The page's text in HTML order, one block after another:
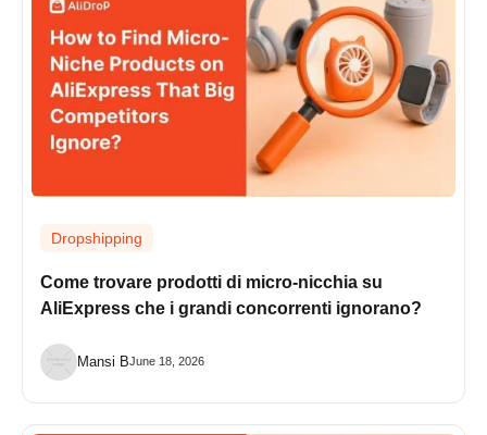
Dropshipping
Come trovare prodotti di micro-nicchia su
AliExpress che i grandi concorrenti ignorano?
Mansi BJune 18, 2026